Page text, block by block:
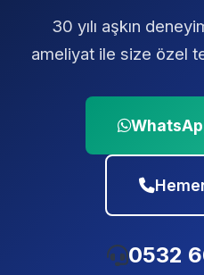
30 yılı aşkın
ameliyat ile size özel
0532